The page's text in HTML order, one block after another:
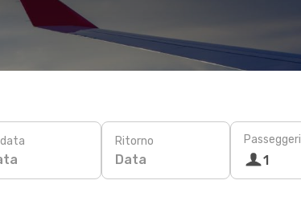
Ritorno
Data
Passeggeri
1